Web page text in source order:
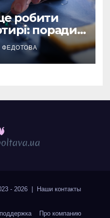
робити
поради
2026
ФЕДОТОВА
- 2026 | Наши контакты
Про компанию